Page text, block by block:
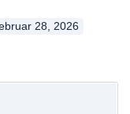
28, 2026